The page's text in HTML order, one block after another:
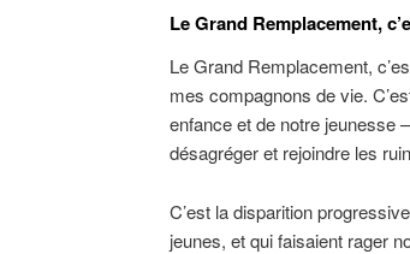
Le Grand Remplacement,
Le Grand Remplacement,
mes compagnons de vie.
enfance et de notre jeunesse
désagréger et rejoindre les
C’est la disparition
jeunes, et qui faisaient rager